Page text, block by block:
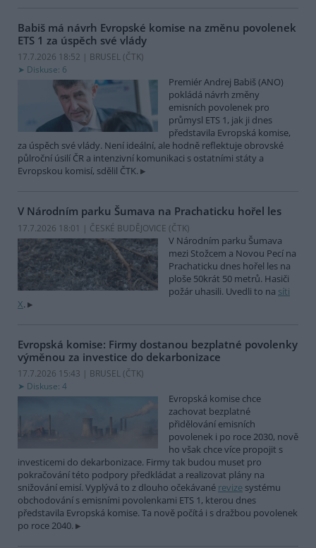
Babiš má návrh Evropské komise na změnu povolenek
ETS 1 za úspěch své vlády
17.7.2026 18:52 | BRUSEL (ČTK)
Diskuse: 6
Premiér Andrej Babiš (ANO)
pokládá návrh změny
emisních povolenek pro
průmysl ETS 1, jak ji dnes
představila Evropská komise,
za úspěch své vlády. Není ideální, ale hodně reflektuje obrovské
půlroční úsilí ČR a intenzivní komunikaci s ostatními státy a
Evropskou komisí, sdělil ČTK.
V Národním parku Šumava na Prachaticku hořel les
17.7.2026 18:01 | ČESKÉ BUDĚJOVICE (ČTK)
V Národním parku Šumava
mezi Stožcem a Novou Pecí na
Prachaticku dnes hořel les na
ploše 50krát 50 metrů. Hasiči
požár uhasili. Uvedli to na síti
X.
Evropská komise: Firmy dostanou bezplatné povolenky
výměnou za investice do dekarbonizace
17.7.2026 15:43 | BRUSEL (ČTK)
Diskuse: 4
Evropská komise chce
zachovat bezplatné
přidělování emisních
povolenek i po roce 2030, nově
ho však chce více propojit s
investicemi do dekarbonizace. Firmy tak budou muset pro
pokračování této podpory předkládat a realizovat plány na
snižování emisí. Vyplývá to z dlouho očekávané revize systému
obchodování s emisními povolenkami ETS 1, kterou dnes
představila Evropská komise. Ta nově počítá i s dražbou povolenek
po roce 2040.